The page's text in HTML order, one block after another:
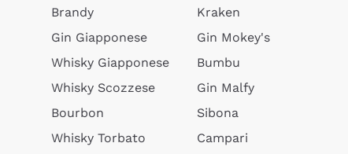
Brandy
Gin Giapponese
Whisky Giapponese
Whisky Scozzese
Bourbon
Whisky Torbato
Kraken
Gin Mokey's
Bumbu
Gin Malfy
Sibona
Campari